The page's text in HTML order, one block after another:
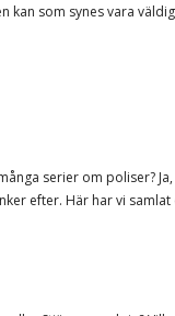
kan som synes vara
serier om poliser?
efter. Här har vi samlat